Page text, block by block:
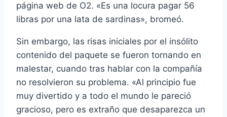
página web de O2. «Es una locura pagar 56
libras por una lata de sardinas», bromeó.
Sin embargo, las risas iniciales por el insólito
contenido del paquete se fueron tornando en
malestar, cuando tras hablar con la compañía
no resolvieron su problema. «Al principio fue
muy divertido y a todo el mundo le pareció
gracioso, pero es extraño que desaparezca un